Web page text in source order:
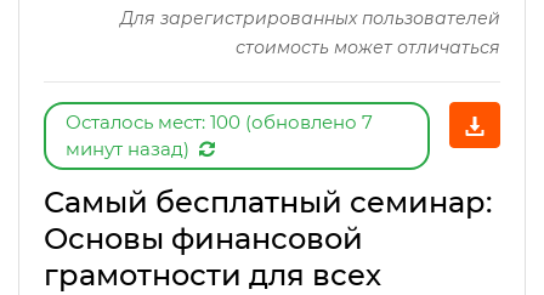
Для зарегистрированных пользователей
стоимость может отличаться
Осталось мест: 100 (обновлено 7
минут назад)
Самый бесплатный семинар:
Основы финансовой
грамотности для всех